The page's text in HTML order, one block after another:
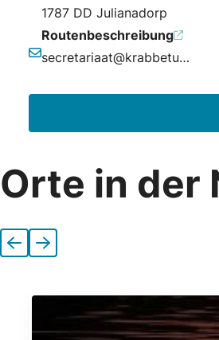
1787 DD Julianadorp
Routenbeschreibung
E-Mail-Adresse
secretariaat@krabbetukkers.nl
Orte in der
Vorherige
Nächste